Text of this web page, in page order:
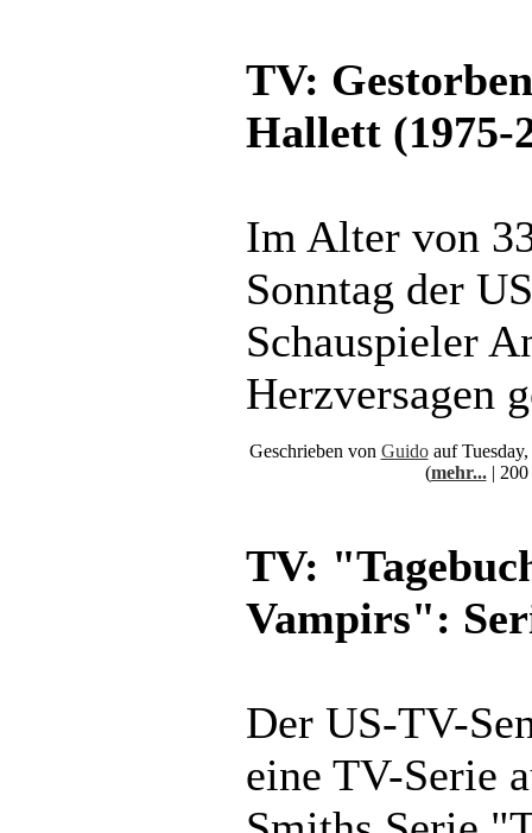
TV:
Hallett (1975-
Im Alter von
Sonntag der
Schauspieler
Herzversagen
Geschrieben von Guidoauf
(mehr...| 200
TV:
Vampirs":
Der US-TV-
eine TV-Serie